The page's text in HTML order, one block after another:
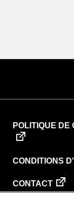
Footer
POLITIQUE DE
CONDITIONS
CONTACT